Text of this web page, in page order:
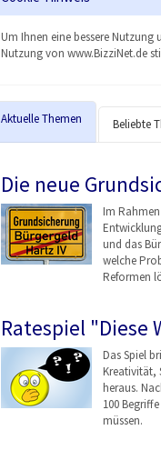
Um Ihnen eine bessere
Nutzung von www.BizziNet.de
Aktuelle Themen Beliebte
Die neue
Im
und das
welche
Reformen
Ratespiel "Diese
Das Spiel
Kreativität,
heraus.
100
müssen.